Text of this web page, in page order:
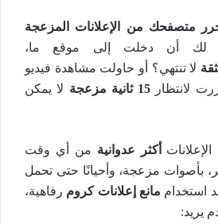
متصفحك من الإعلانات المزعجة
أن دخلت إلى موقع ما،
لا تنتهي؟ أو حاولت مشاهدة فيديو
لانتظار 15 ثانية مزعجة
لا يمكن
أكثر عدوانية من أي وقت
بأصوات مزعجة، وأحيانًا حتى تحمل
استخدام مانع إعلانات كروم رفاهية،
يريد: